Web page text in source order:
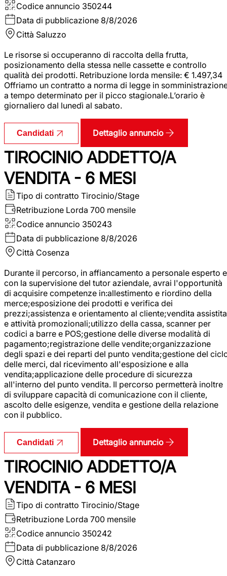
Codice annuncio 350244
Data di pubblicazione 8/8/2026
Città Saluzzo
Le risorse si occuperanno di raccolta della frutta,
posizionamento della stessa nelle cassette e controllo
qualità dei prodotti. Retribuzione lorda mensile: € 1.497,34
Offriamo un contratto a norma di legge in
a tempo determinato per il picco stagionale.L’orario è
giornaliero dal lunedì al sabato.
Candidati Dettaglio annuncio
TIROCINIO ADDETTO/A
VENDITA - 6 MESI
Tipo di contratto Tirocinio/Stage
Retribuzione Lorda 700 mensile
Codice annuncio 350243
Data di pubblicazione 8/8/2026
Città Cosenza
Durante il percorso, in affiancamento a personale esperto e
con la supervisione del tutor aziendale, avrai l'opportunità
di acquisire competenze in:allestimento e riordino della
merce;esposizione dei prodotti e verifica dei
prezzi;assistenza e orientamento al cliente;vendita assistita
e attività promozionali;utilizzo della cassa, scanner per
codici a barre e POS;gestione delle diverse modalità di
pagamento;registrazione delle vendite;organizzazione
degli spazi e dei reparti del punto vendita;gestione del
delle merci, dal ricevimento all'esposizione e alla
vendita;applicazione delle procedure di sicurezza
all'interno del punto vendita. Il percorso permetterà inoltre
di sviluppare capacità di comunicazione con il cliente,
ascolto delle esigenze, vendita e gestione della relazione
con il pubblico.
Candidati Dettaglio annuncio
TIROCINIO ADDETTO/A
VENDITA - 6 MESI
Tipo di contratto Tirocinio/Stage
Retribuzione Lorda 700 mensile
Codice annuncio 350242
Data di pubblicazione 8/8/2026
Città Catanzaro